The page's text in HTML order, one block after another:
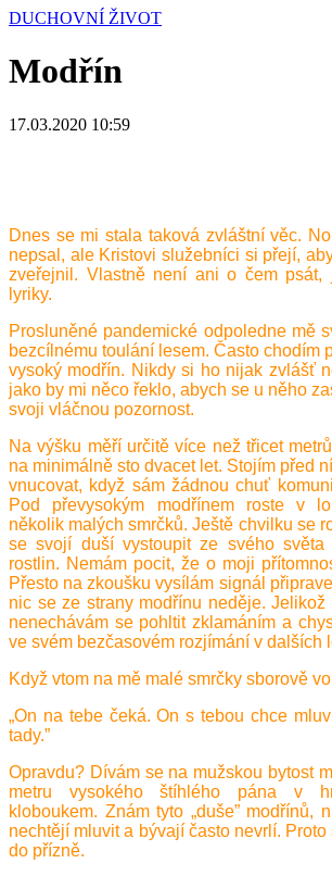
DUCHOVNÍ ŽIVOT
Modřín
17.03.2020 10:59
Dnes se mi stala taková zvláštní věc.
nepsal, ale Kristovi služebníci si přejí,
zveřejnil. Vlastně není ani o čem psát,
lyriky.
Prosluněné pandemické odpoledne mě
bezcílnému toulání lesem. Často chodím
vysoký modřín. Nikdy si ho nijak zvlášť
jako by mi něco řeklo, abych se u něho
svoji vláčnou pozornost.
Na výšku měří určitě více než třicet
na minimálně sto dvacet let. Stojím před
vnucovat, když sám žádnou chuť
Pod převysokým modřínem roste v
několik malých smrčků. Ještě chvilku se
se svojí duší vystoupit ze svého
rostlin. Nemám pocit, že o moji
Přesto na zkoušku vysílám signál
nic se ze strany modřínu neděje. Jelikož
nenechávám se pohltit zklamáním a
ve svém bezčasovém rozjímání v dalších
Když vtom na mě malé smrčky sborově
„On na tebe čeká. On s tebou chce
tady.”
Opravdu? Dívám se na mužskou bytost
metru vysokého štíhlého pána v
kloboukem. Znám tyto „duše” modřínů,
nechtějí mluvit a bývají často nevrlí.
do přízně.